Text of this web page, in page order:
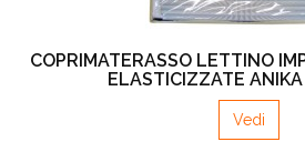
COPRIMATERASSO LETTINO
ELASTICIZZATE ANIKA
Vedi